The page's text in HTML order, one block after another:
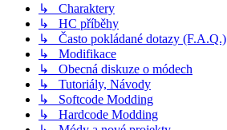
↳ Charaktery
↳ HC příběhy
↳ Často pokládané dotazy (F.A.Q.)
↳ Modifikace
↳ Obecná diskuze o módech
↳ Tutoriály, Návody
↳ Softcode Modding
↳ Hardcode Modding